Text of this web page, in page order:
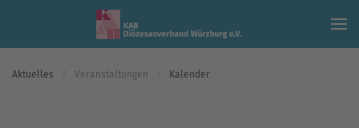
Skip to main content
Aktuelles Veranstaltungen Kalender